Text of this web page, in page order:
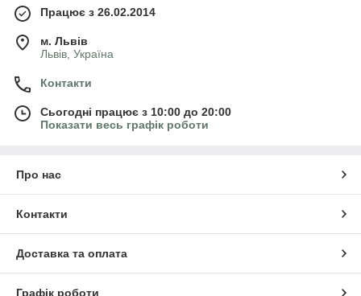
Працює з 26.02.2014
м. Львів
Львів, Україна
Контакти
Сьогодні працює з 10:00 до 20:00
Показати весь графік роботи
Про нас
Контакти
Доставка та оплата
Графік роботи